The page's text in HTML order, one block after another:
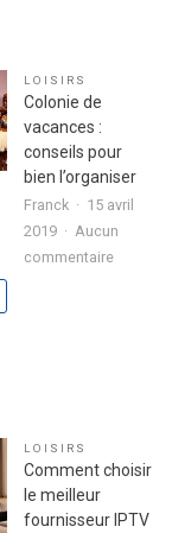
LOISIRS
Colonie de
vacances :
conseils pour
bien l’organiser
Franck
15 avril
2019
Aucun
commentairesur
LOISIRS
Comment choisir
le meilleur
fournisseur IPTV